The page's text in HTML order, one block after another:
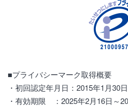
■プライバシーマーク取得概要
・初回認定年月日：2015年1月30日
・有効期限 ：2025年2月16日～